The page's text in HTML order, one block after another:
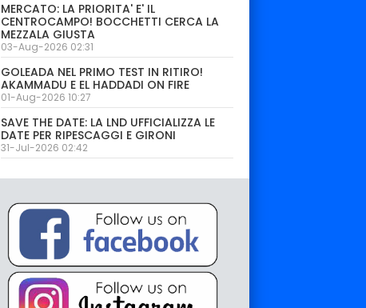
MERCATO: LA PRIORITA' E' IL
CENTROCAMPO! BOCCHETTI CERCA LA
MEZZALA GIUSTA
03-Aug-2026 02:31
GOLEADA NEL PRIMO TEST IN RITIRO!
AKAMMADU E EL HADDADI ON FIRE
01-Aug-2026 10:27
SAVE THE DATE: LA LND UFFICIALIZZA LE
DATE PER RIPESCAGGI E GIRONI
31-Jul-2026 02:42